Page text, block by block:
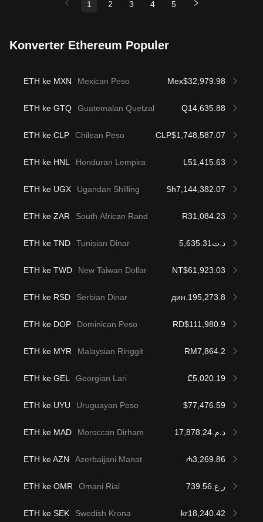
1 2 3 4 5
Konverter Ethereum Populer
ETH ke MXN Mexican Peso Mex$32,979.98
ETH ke GTQ Guatemalan Quetzal Q14,635.88
ETH ke CLP Chilean Peso CLP$1,748,587.07
ETH ke HNL Honduran Lempira L51,415.63
ETH ke UGX Ugandan Shilling Sh7,144,382.07
ETH ke ZAR South African Rand R31,084.23
ETH ke TND Tunisian Dinar د.ت5,635.31
ETH ke TWD New Taiwan Dollar NT$61,923.03
ETH ke RSD Serbian Dinar дин.195,273.8
ETH ke DOP Dominican Peso RD$111,980.9
ETH ke MYR Malaysian Ringgit RM7,864.2
ETH ke GEL Georgian Lari ₾5,020.19
ETH ke UYU Uruguayan Peso $77,476.59
ETH ke MAD Moroccan Dirham د.م.17,878.24
ETH ke AZN Azerbaijani Manat ₼3,269.86
ETH ke OMR Omani Rial ر.ع.739.56
ETH ke SEK Swedish Krona kr18,240.42